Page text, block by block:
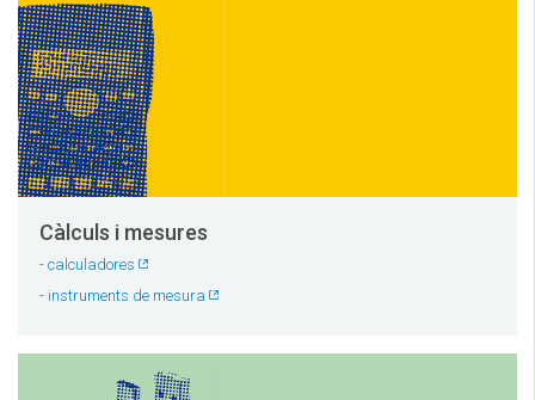
Càlculs i mesures
- calculadores
- instruments de mesura